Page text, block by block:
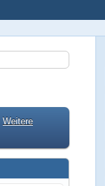
Weitere